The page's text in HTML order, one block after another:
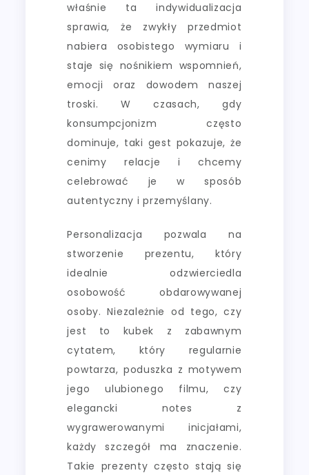
właśnie ta indywidualizacja
sprawia, że zwykły przedmiot
nabiera osobistego wymiaru i
staje się nośnikiem wspomnień,
emocji oraz dowodem naszej
troski. W czasach, gdy
konsumpcjonizm często
dominuje, taki gest pokazuje, że
cenimy relacje i chcemy
celebrować je w sposób
autentyczny i przemyślany.
Personalizacja pozwala na
stworzenie prezentu, który
idealnie odzwierciedla
osobowość obdarowywanej
osoby. Niezależnie od tego, czy
jest to kubek z zabawnym
cytatem, który regularnie
powtarza, poduszka z motywem
jego ulubionego filmu, czy
elegancki notes z
wygrawerowanymi inicjałami,
każdy szczegół ma znaczenie.
Takie prezenty często stają się